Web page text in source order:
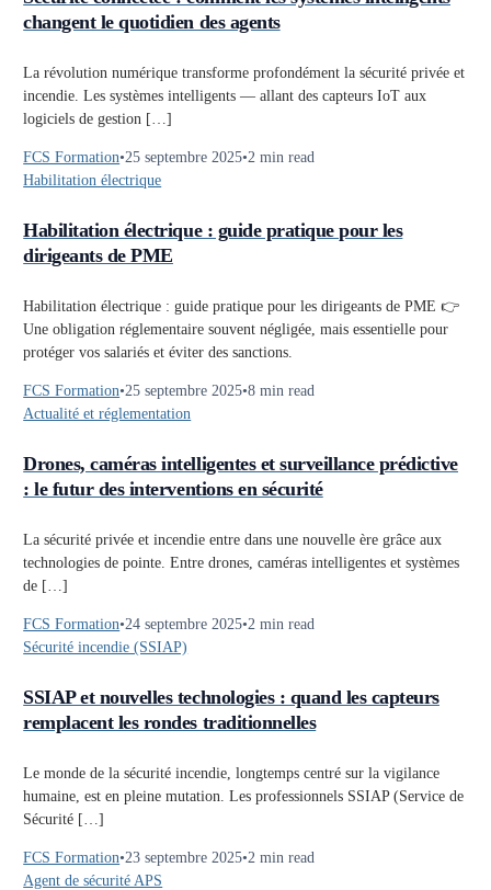
changent le quotidien des agents
La révolution numérique transforme profondément la sécurité privée et
incendie. Les systèmes intelligents — allant des capteurs IoT aux
logiciels de gestion […]
FCS Formation 25 septembre 2025 2 min read
Habilitation électrique
Habilitation électrique : guide pratique pour les
dirigeants de PME
Habilitation électrique : guide pratique pour les dirigeants de PME 👉
Une obligation réglementaire souvent négligée, mais essentielle pour
protéger vos salariés et éviter des sanctions.
FCS Formation 25 septembre 2025 8 min read
Actualité et réglementation
Drones, caméras intelligentes et surveillance prédictive
: le futur des interventions en sécurité
La sécurité privée et incendie entre dans une nouvelle ère grâce aux
technologies de pointe. Entre drones, caméras intelligentes et systèmes
de […]
FCS Formation 24 septembre 2025 2 min read
Sécurité incendie (SSIAP)
SSIAP et nouvelles technologies : quand les capteurs
remplacent les rondes traditionnelles
Le monde de la sécurité incendie, longtemps centré sur la vigilance
humaine, est en pleine mutation. Les professionnels SSIAP (Service de
Sécurité […]
FCS Formation 23 septembre 2025 2 min read
Agent de sécurité APS